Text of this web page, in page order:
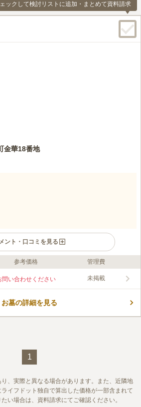
ックして検討リストに追加・まとめて資料請求
金華18番地
ント・口コミを見る
ト
市にある豊かな自然に囲まれた公営墓地です。
しっかりと行き届いており、清潔感がありま
めです。
参考価格 管理費
問い合わせください 未掲載
お墓の詳細を見る
1
、実際と異なる場合があります。また、近隣地
イフドット独自で算出した価格が一部含まれて
い場合は、資料請求にてご確認ください。